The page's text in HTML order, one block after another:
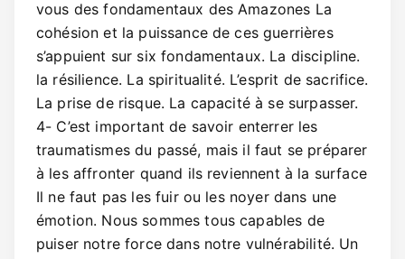
vous des fondamentaux des Amazones La
cohésion et la puissance de ces guerrières
s’appuient sur six fondamentaux. La discipline.
la résilience. La spiritualité. L’esprit de sacrifice.
La prise de risque. La capacité à se surpasser.
4- C’est important de savoir enterrer les
traumatismes du passé, mais il faut se préparer
à les affronter quand ils reviennent à la surface
Il ne faut pas les fuir ou les noyer dans une
émotion. Nous sommes tous capables de
puiser notre force dans notre vulnérabilité. Un